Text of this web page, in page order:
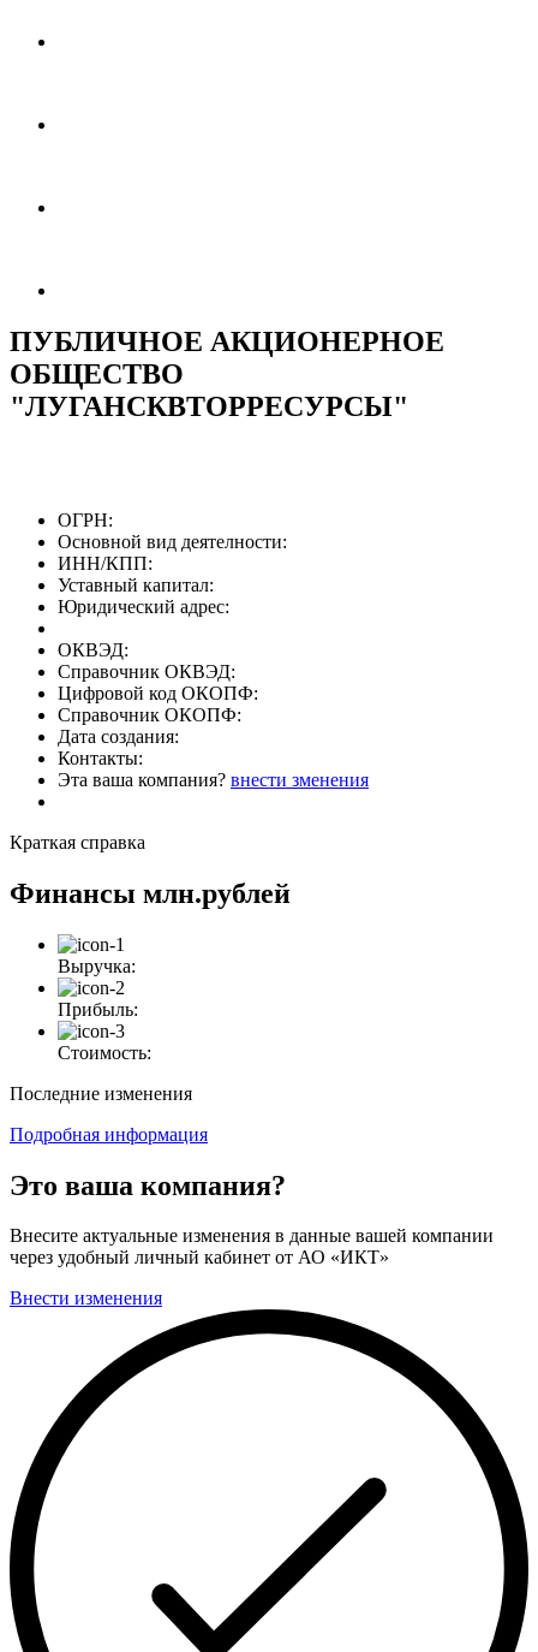
ПУБЛИЧНОЕ АКЦИОНЕРНОЕ
ОБЩЕСТВО
"ЛУГАНСКВТОРРЕСУРСЫ"
ОГРН:
Основной вид деятелности:
ИНН/КПП:
Уставный капитал:
Юридический адрес:
ОКВЭД:
Справочник ОКВЭД:
Цифровой код ОКОПФ:
Справочник ОКОПФ:
Дата создания:
Контакты:
Эта ваша компания? внести зменения
Краткая справка
Финансы млн.рублей
Выручка:
Прибыль:
Стоимость:
Последние изменения
Подробная информация
Это ваша компания?
Внесите актуальные изменения в данные вашей компании
через удобный личный кабинет от АО «ИКТ»
Внести изменения